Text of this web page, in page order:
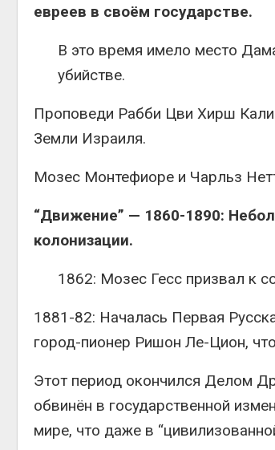
евреев в своём государстве.
В это время имело место
убийстве.
Проповеди Рабби Цви Хирш
Земли Израиля.
Мозес Монтефиоре и Чарльз
“Движение” — 1860-1890:
колонизации.
1862: Мозес Гесс призвал к
1881-82: Началась Первая
город-пионер Ришон Ле-Цион,
Этот период окончился Делом
обвинён в государственной
мире, что даже в